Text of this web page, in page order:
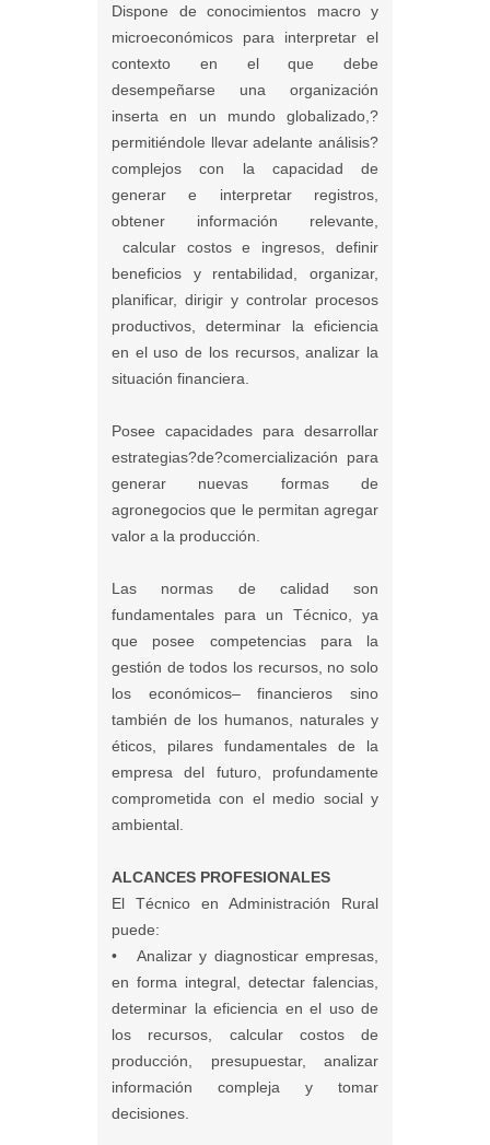
Dispone de conocimientos macro y
microeconómicos para interpretar el
contexto en el que debe
desempeñarse una organización
inserta en un mundo globalizado,?
permitiéndole llevar adelante análisis?
complejos con la capacidad de
generar e interpretar registros,
obtener información relevante,
calcular costos e ingresos, definir
beneficios y rentabilidad, organizar,
planificar, dirigir y controlar procesos
productivos, determinar la eficiencia
en el uso de los recursos, analizar la
situación financiera.
Posee capacidades para desarrollar
estrategias?de?comercialización para
generar nuevas formas de
agronegocios que le permitan agregar
valor a la producción.
Las normas de calidad son
fundamentales para un Técnico, ya
que posee competencias para la
gestión de todos los recursos, no solo
los económicos– financieros sino
también de los humanos, naturales y
éticos, pilares fundamentales de la
empresa del futuro, profundamente
comprometida con el medio social y
ambiental.
ALCANCES PROFESIONALES
El Técnico en Administración Rural
puede:
• Analizar y diagnosticar empresas,
en forma integral, detectar falencias,
determinar la eficiencia en el uso de
los recursos, calcular costos de
producción, presupuestar, analizar
información compleja y tomar
decisiones.